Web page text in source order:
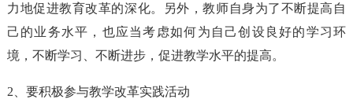
力地促进教育改革的深化。另外，教师自身为了不断提高自
己的业务水平，也应当考虑如何为自己创设良好的学习环
境，不断学习、不断进步，促进教学水平的提高。
2、要积极参与教学改革实践活动